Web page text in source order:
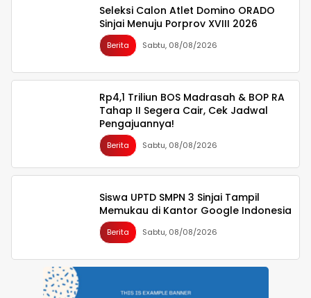
Seleksi Calon Atlet Domino ORADO
Sinjai Menuju Porprov XVIII 2026
Berita Sabtu, 08/08/2026
Rp4,1 Triliun BOS Madrasah & BOP RA
Tahap II Segera Cair, Cek Jadwal
Pengajuannya!
Berita Sabtu, 08/08/2026
Siswa UPTD SMPN 3 Sinjai Tampil
Memukau di Kantor Google Indonesia
Berita Sabtu, 08/08/2026